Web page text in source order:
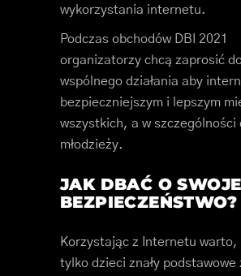
wykorzystania internetu.
Podczas obchodów DBI 2021
organizatorzy chcą zaprosić
wspólnego działania aby
bezpieczniejszym i lepszym
wszystkich, a w szczególności
młodzieży.
JAK DBAĆ O SWOJE
BEZPIECZEŃSTWO?
Korzystając z Internetu warto,
tylko dzieci znały podstawowe